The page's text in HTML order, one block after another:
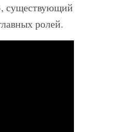
существующий
ролей.